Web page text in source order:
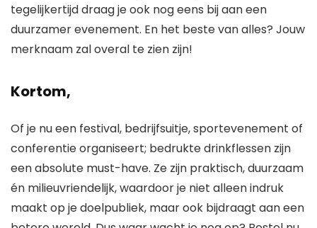
tegelijkertijd draag je ook nog eens bij aan een
duurzamer evenement. En het beste van alles? Jouw
merknaam zal overal te zien zijn!
Kortom,
Of je nu een festival, bedrijfsuitje, sportevenement of
conferentie organiseert; bedrukte drinkflessen zijn
een absolute must-have. Ze zijn praktisch, duurzaam
én milieuvriendelijk, waardoor je niet alleen indruk
maakt op je doelpubliek, maar ook bijdraagt aan een